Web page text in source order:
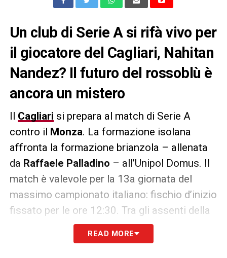
Un club di Serie A si rifà vivo per
il giocatore del Cagliari, Nahitan
Nandez? Il futuro del rossoblù è
ancora un mistero
Il Cagliari si prepara al match di Serie A
contro il Monza. La formazione isolana
affronta la formazione brianzola – allenata
da Raffaele Palladino – all’Unipol Domus. Il
match è valevole per la 13a giornata del
massimo campionato italiano: fischio d’inizio
fissato per le ore 12:30. Tra gli assenti della
partita c’è ancheNahitan Nandez
con un infortunio. Secondo quanto riportato
READ MORE